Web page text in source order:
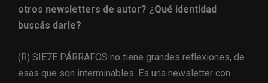
otros newsletters de autor? ¿Qué identidad
buscás darle?
(R) SIE7E PÁRRAFOS no tiene grandes reflexiones, de
esas que son interminables. Es una newsletter con